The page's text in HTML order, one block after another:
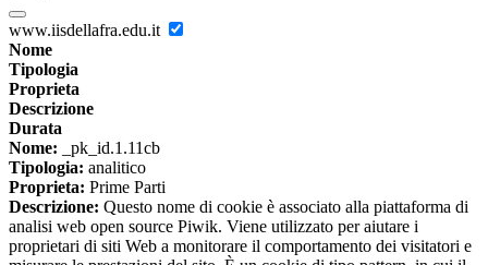
www.iisdellafra.edu.it
Nome
Tipologia
Proprieta
Descrizione
Durata
Nome: _pk_id.1.11cb
Tipologia: analitico
Proprieta: Prime Parti
Descrizione: Questo nome di cookie è associato alla piattaforma di
analisi web open source Piwik. Viene utilizzato per aiutare i
proprietari di siti Web a monitorare il comportamento dei visitatori e